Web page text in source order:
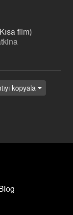
film)
kopyala